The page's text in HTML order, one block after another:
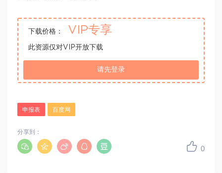
下载价格： VIP专享
此资源仅对VIP开放下载
请先登录
申报表 百度网
0
分享到：